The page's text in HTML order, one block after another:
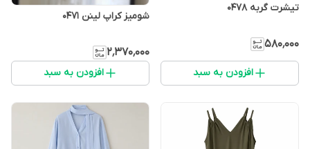
تیشرت گربه 0478
۵۸۰٬۰۰۰
افزودن به سبد
شومیز کراپ لینن 0471
۲٬۳۷۰٬۰۰۰
افزودن به سبد